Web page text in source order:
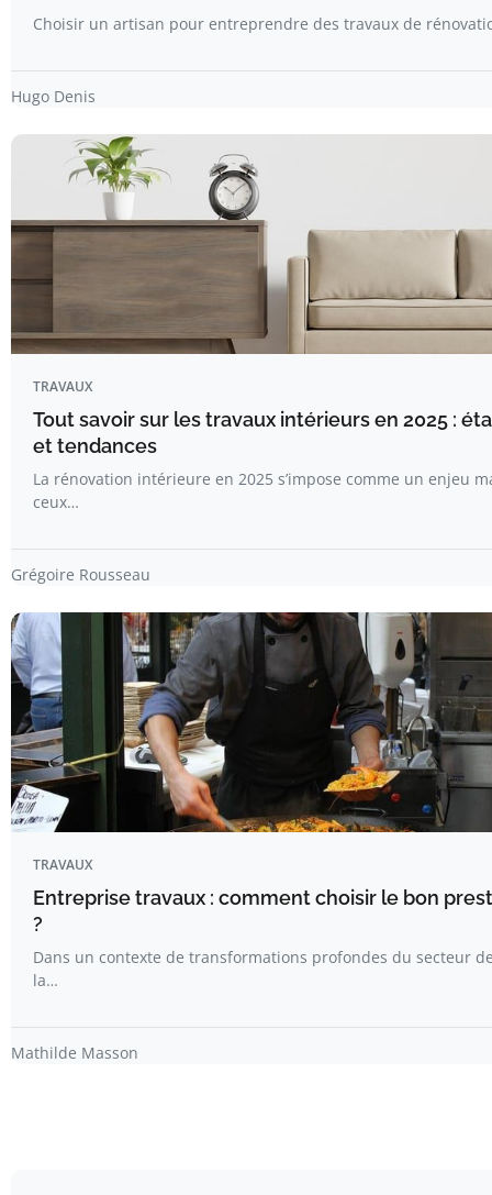
Choisir un artisan pour entreprendre des travaux de
Hugo Denis
TRAVAUX
Tout savoir sur les travaux intérieurs en 2025 :
et tendances
La rénovation intérieure en 2025 s’impose comme un enjeu
ceux…
Grégoire Rousseau
TRAVAUX
Entreprise travaux : comment choisir le bon
?
Dans un contexte de transformations profondes du secteur
la…
Mathilde Masson